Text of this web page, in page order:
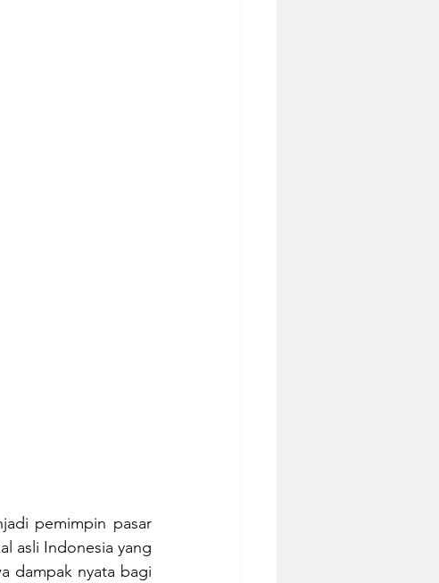
pemimpin pasar
asli Indonesia yang
dampak nyata bagi